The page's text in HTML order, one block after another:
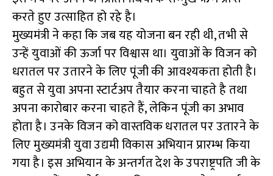
करते हुए उत्साहित हो रहे है।
मुख्यमंत्री ने कहा कि जब यह योजना बन रही थी, तभी से
उन्हें युवाओं की ऊर्जा पर विश्वास था। युवाओं के विजन को
धरातल पर उतारने के लिए पूंजी की आवश्यकता होती है।
बहुत से युवा अपना स्टार्टअप तैयार करना चाहते है तथा
अपना कारोबार करना चाहते हैं, लेकिन पूंजी का अभाव
होता है। उनके विजन को वास्तविक धरातल पर उतारने के
लिए मुख्यमंत्री युवा उद्यमी विकास अभियान प्रारम्भ किया
गया है। इस अभियान के अन्तर्गत देश के उपराष्ट्रपति जी के